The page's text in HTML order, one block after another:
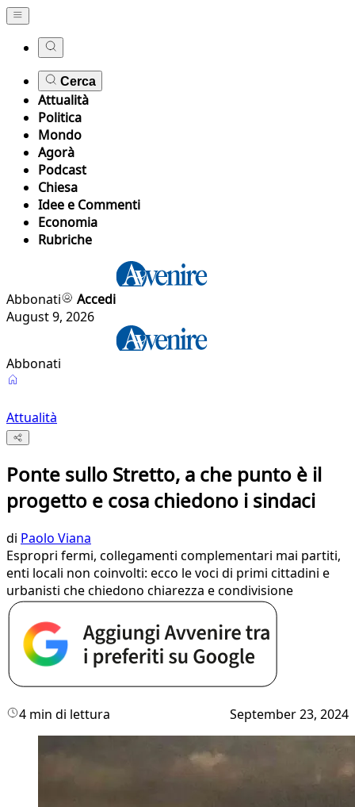
Cerca
Attualità
Politica
Mondo
Agorà
Podcast
Chiesa
Idee e Commenti
Economia
Rubriche
Abbonati
Accedi
August 9, 2026
Abbonati
Attualità
Ponte sullo Stretto, a che punto è il
progetto e cosa chiedono i sindaci
di Paolo Viana
Espropri fermi, collegamenti complementari mai partiti,
enti locali non coinvolti: ecco le voci di primi cittadini e
urbanisti che chiedono chiarezza e condivisione
4 min di lettura September 23, 2024